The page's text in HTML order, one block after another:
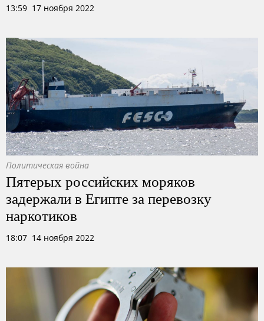
13:59 17 ноября 2022
Политическая война
Пятерых российских моряков
задержали в Египте за перевозку
наркотиков
18:07 14 ноября 2022